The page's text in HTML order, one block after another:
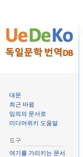
대문
최근 바뀜
임의의 문서로
미디어위키 도움말
도구
여기를 가리키는 문서